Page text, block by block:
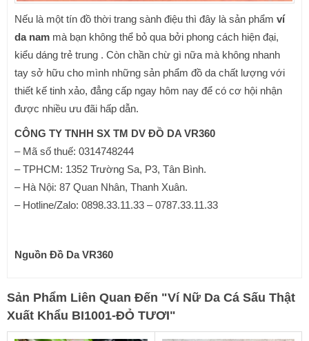
Nếu là một tín đồ thời trang sành điệu thì đây là sản phẩm ví
da nam mà bạn không thể bỏ qua bởi phong cách hiện đại,
kiểu dáng trẻ trung . Còn chần chừ gì nữa mà không nhanh
tay sở hữu cho mình những sản phẩm đồ da chất lượng với
thiết kế tinh xảo, đẳng cấp ngay hôm nay để có cơ hội nhận
được nhiều ưu đãi hấp dẫn.
CÔNG TY TNHH SX TM DV ĐỒ DA VR360
– Mã số thuế: 0314748244
– TPHCM: 1352 Trường Sa, P3, Tân Bình.
– Hà Nội: 87 Quan Nhân, Thanh Xuân.
– Hotline/Zalo: 0898.33.11.33 – 0787.33.11.33
Nguồn Đồ Da VR360
Sản Phẩm Liên Quan Đến "Ví Nữ Da Cá Sấu Thật
Xuất Khẩu BI1001-ĐỎ TƯƠI"